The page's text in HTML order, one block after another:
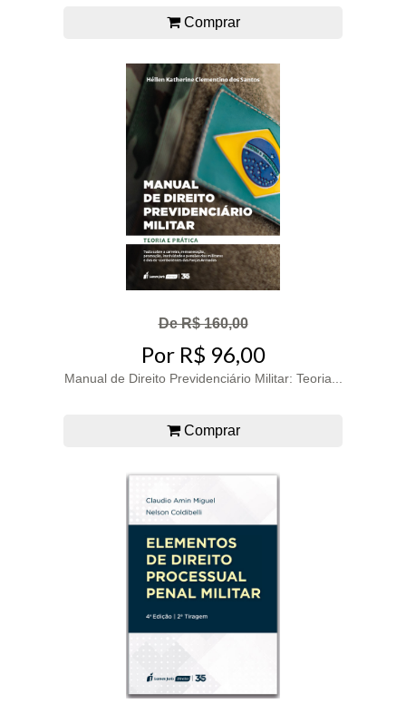
Comprar
De R$ 160,00
Por R$ 96,00
Manual de Direito Previdenciário Militar: Teoria...
Comprar